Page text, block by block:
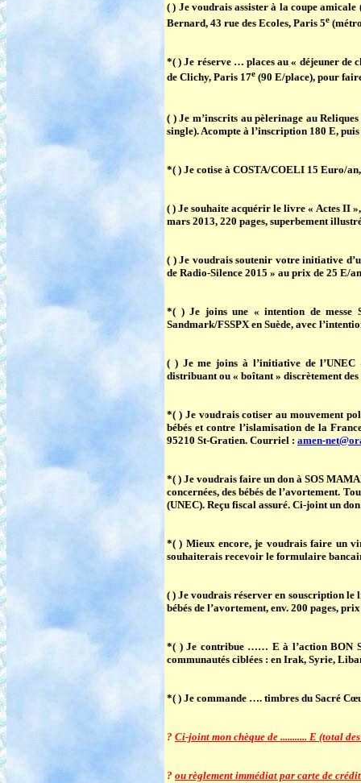
( ) Je voudrais assister à la coupe amicale
Bernard, 43 rue des Ecoles, Paris 5e
*( ) Je réserve … placesau « déjeuner de
de Clichy, Paris 17e (90 E/place), pour
( ) Je m’inscrits aupèlerinage au
single). Acompte à l’inscription 180 E,
*( ) Je cotise à COSTA/COELI 15 Euro/
( ) Je souhaite acquérir le livre « Actes II
mars 2013, 220 pages, superbement
( ) Je voudrais soutenir votre initiative
de Radio-Silence 2015 » au prix de 25 E/
*( ) Je joins une « intention de messe
Sandmark/FSSPX en Suède, avec
( ) Je me joins à l’initiative de l’UNEC
distribuant ou « boîtant » discrètement
*( ) Je voudraiscotiser au mouvement
bébés et contre l’islamisation de la
95210 St-Gratien. Courriel : amen-
*( ) Je voudrais faireun don à SOS
concernées, des bébés de l’avortement.
(UNEC). Reçu fiscal assuré. Ci-joint un
*( ) Mieux encore, je voudrais faire un
souhaiterais recevoir le formulaire
( ) Je voudrais réserver en souscription le
bébés de l’avortement, env. 200 pages,
*( ) Je contribue …… Eà l’action BON
communautés ciblées : en Irak, Syrie,
*( ) Je commande …. timbres du Sacré
? Ci-joint mon chèque de ........... E (total
? ou règlement immédiat par carte de